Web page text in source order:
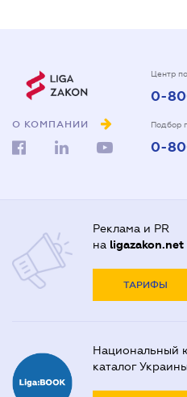
О КОМПАНИИ
Центр
0-
Подбор
0-
Реклама и PR
на ligazakon.net
ТАРИФЫ
Национальный
каталог Украины